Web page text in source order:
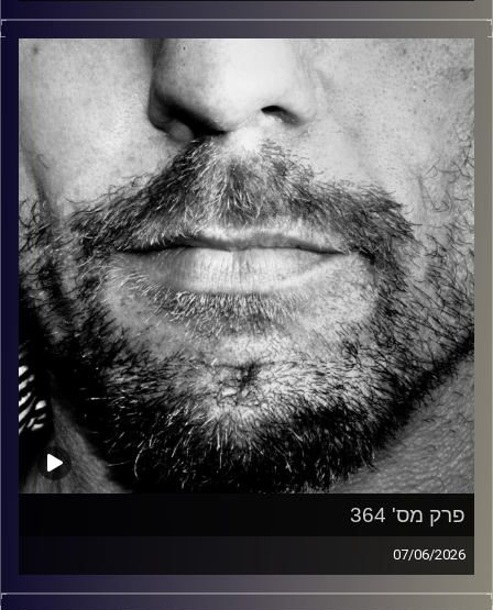
זיפים, מוזיקה מחוספסת של הופעות חיות. הרבה ג'אם, רוק,
בלוז, bluegrass, ג'אז, Fאנק, פרוגרסיב ואפילו אלקטרוניקה.
כל מה שחי, אמיתי ונושם.
עם שמוליק רגב.
קרדיט תמונות: David Goehring
פרק מס' 364
07/06/2026
זיפים, מוזיקה מחוספסת של הופעות חיות. הרבה ג'אם, רוק,